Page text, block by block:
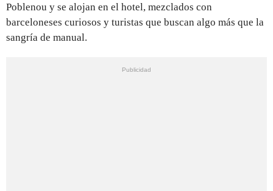
Poblenou y se alojan en el hotel, mezclados con
barceloneses curiosos y turistas que buscan algo más que la
sangría de manual.